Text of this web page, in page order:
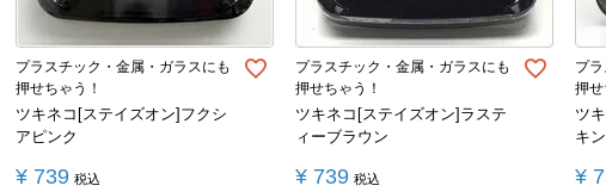
プラスチック・金属・ガラスにも
押せちゃう！
ツキネコ[ステイズオン]フクシ
アピンク
¥ 739 税込
プラスチック・金属・ガラスにも
押せちゃう！
ツキネコ[ステイズオン]ラステ
ィーブラウン
¥ 739 税込
プ
押せ
ツ
キン
¥